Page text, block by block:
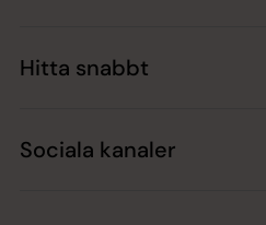
Hitta snabbt
Sociala kanaler